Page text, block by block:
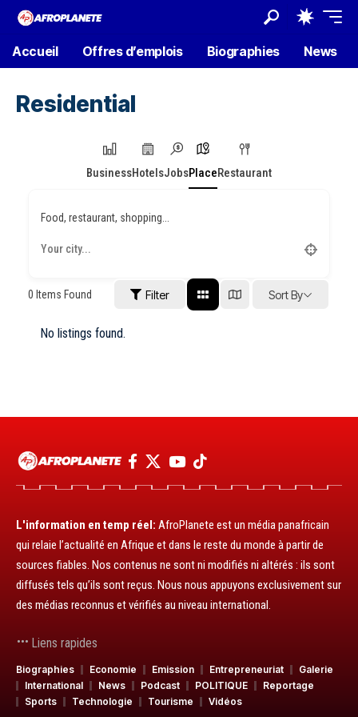
Accueil Offres d’emplois Biographies News
Residential
BusinessHotelsJobsPlaceRestaurant
Food, restaurant, shopping...
0 Items Found Filter Sort By
No listings found.
L'information en temp réel: AfroPlanete est un média panafricain
qui relaie l’actualité en Afrique et dans le reste du monde à partir de
sources fiables. Nos contenus ne sont ni modifiés ni altérés : ils sont
diffusés tels qu’ils sont reçus. Nous nous appuyons exclusivement sur
des médias reconnus et vérifiés au niveau international.
Liens rapides
Biographies Economie Emission Entrepreneuriat
Galerie
International
News Podcast POLITIQUE
Reportage
Sports
Technologie Tourisme Vidéos